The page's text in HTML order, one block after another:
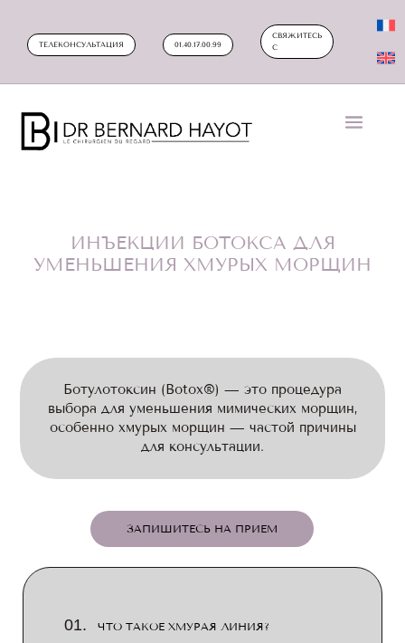
ТЕЛЕКОНСУЛЬТАЦИЯ 01.40.17.00.99
СВЯЖИТЕСЬ
С
ИНЪЕКЦИИ БОТОКСА ДЛЯ
УМЕНЬШЕНИЯ ХМУРЫХ МОРЩИН
Ботулотоксин (Botox®) — это процедура
выбора для уменьшения мимических морщин,
особенно хмурых морщин — частой причины
для консультации.
ЗАПИШИТЕСЬ НА ПРИЕМ
ЧТО ТАКОЕ ХМУРАЯ ЛИНИЯ?